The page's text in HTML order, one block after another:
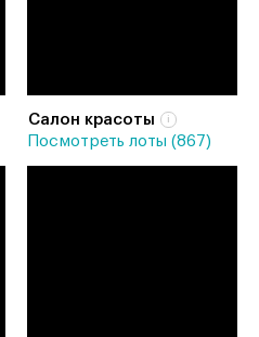
Салон красоты
Посмотреть лоты (867)